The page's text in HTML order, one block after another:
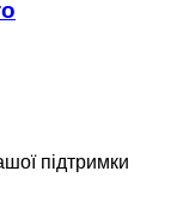
підтримки